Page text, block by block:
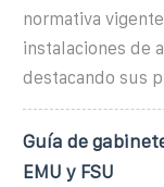
normativa
instalaciones de
destacando sus
Guía de
EMU y FSU